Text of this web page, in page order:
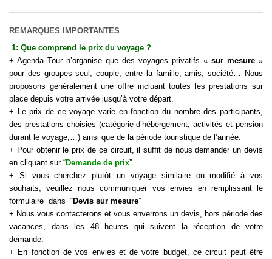
REMARQUES IMPORTANTES
1: Que comprend le prix du voyage ?
+ Agenda Tour n’organise que des voyages privatifs « sur mesure »
pour des groupes seul, couple, entre la famille, amis, société… Nous
proposons généralement une offre incluant toutes les prestations sur
place depuis votre arrivée jusqu’à votre départ.
+ Le prix de ce voyage varie en fonction du nombre des participants,
des prestations choisies (catégorie d’hébergement, activités et pension
durant le voyage ,…) ainsi que de la période touristique de l’année.
+ Pour obtenir le prix de ce circuit, il suffit de nous demander un devis
en cliquant sur “Demande de prix”
+ Si vous cherchez plutôt un voyage similaire ou modifié à vos
souhaits, veuillez nous communiquer vos envies en remplissant le
formulaire dans “Devis sur mesure”
+ Nous vous contacterons et vous enverrons un devis, hors période des
vacances, dans les 48 heures qui suivent la réception de votre
demande.
+ En fonction de vos envies et de votre budget, ce circuit peut être